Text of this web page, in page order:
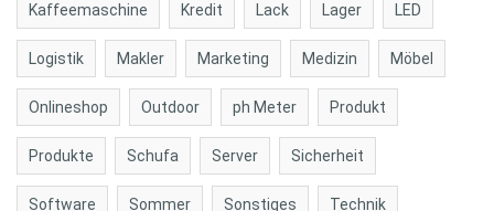
Kaffeemaschine Kredit Lack Lager LED
Logistik Makler Marketing Medizin Möbel
Onlineshop Outdoor ph Meter Produkt
Produkte Schufa Server Sicherheit
Software Sommer Sonstiges Technik